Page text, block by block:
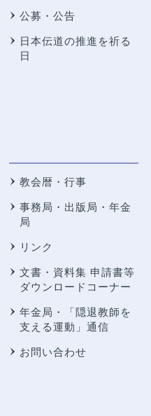
公募・公告
日本伝道の推進を祈る
日
教会暦・行事
事務局・出版局・年金
局
リンク
文書・資料集 申請書等
ダウンロードコーナー
年金局・
「隠退教師を
支える運動」通信
お問い合わせ